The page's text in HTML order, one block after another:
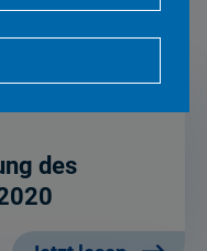
des